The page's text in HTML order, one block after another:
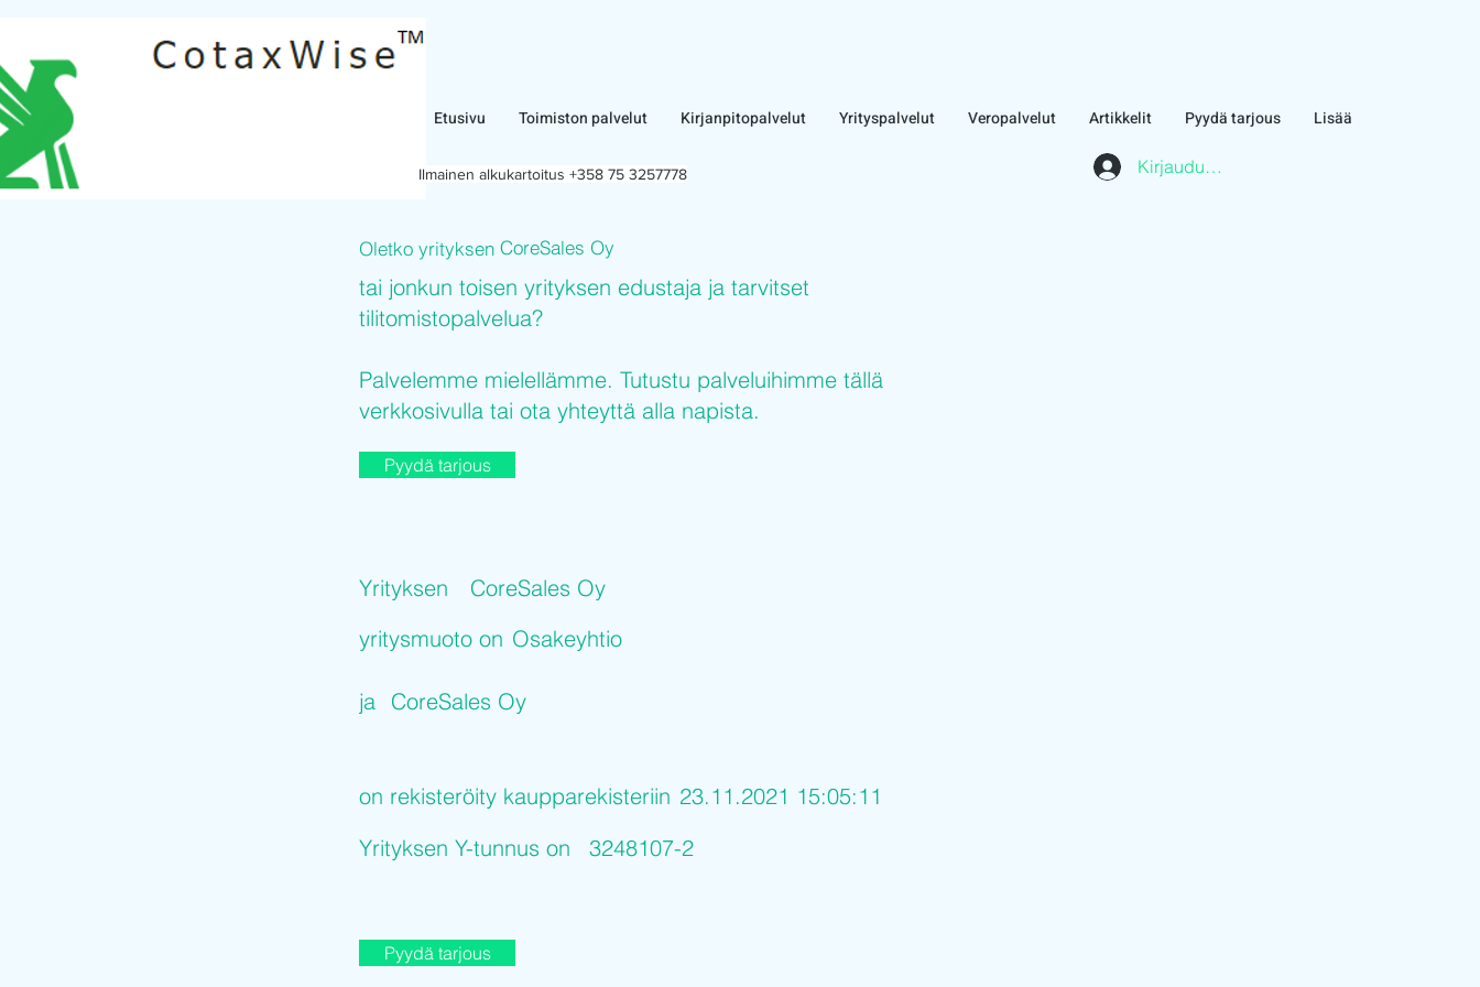
Etusivu Toimiston palvelut Kirjanpitopalvelut Yrityspalvelut Veropalvelut Artikkelit Pyydä tarjous Lisää
Kirjaudu asiakasalueelle
Ilmainen alkukartoitus +358 75 3257778
CoreSales Oy
Oletko yrityksen
tai jonkun toisen yrityksen edustaja ja tarvitset
tilitomistopalvelua?
Palvelemme mielellämme. Tutustu palveluihimme tällä
verkkosivulla tai ota yhteyttä alla napista.
Pyydä tarjous
CoreSales Oy
Yrityksen
Osakeyhtio
yritysmuoto on
ja CoreSales Oy
on rekisteröity kaupparekisteriin 23.11.2021 15:05:11
Yrityksen Y-tunnus on
3248107-2
Pyydä tarjous